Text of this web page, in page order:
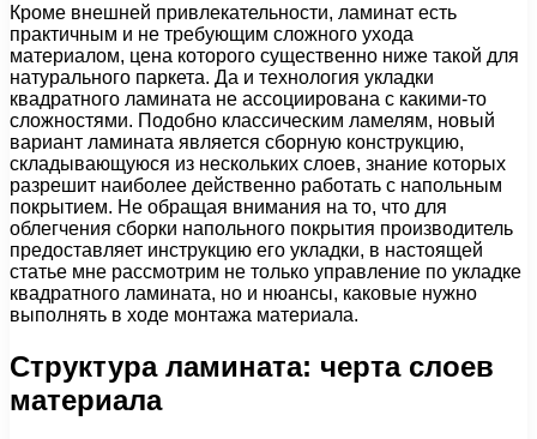
Кроме внешней привлекательности, ламинат есть
практичным и не требующим сложного ухода
материалом, цена которого существенно ниже такой для
натурального паркета. Да и технология укладки
квадратного ламината не ассоциирована с какими-то
сложностями. Подобно классическим ламелям, новый
вариант ламината является сборную конструкцию,
складывающуюся из нескольких слоев, знание которых
разрешит наиболее действенно работать с напольным
покрытием. Не обращая внимания на то, что для
облегчения сборки напольного покрытия производитель
предоставляет инструкцию его укладки, в настоящей
статье мне рассмотрим не только управление по укладке
квадратного ламината, но и нюансы, каковые нужно
выполнять в ходе монтажа материала.
Структура ламината: черта слоев
материала